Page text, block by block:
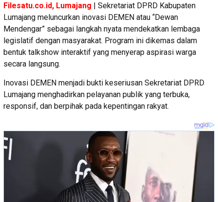
Filesatu.co.id, Lumajang | Sekretariat DPRD Kabupaten
Lumajang meluncurkan inovasi DEMEN atau “Dewan
Mendengar” sebagai langkah nyata mendekatkan lembaga
legislatif dengan masyarakat. Program ini dikemas dalam
bentuk talkshow interaktif yang menyerap aspirasi warga
secara langsung.
Inovasi DEMEN menjadi bukti keseriusan Sekretariat DPRD
Lumajang menghadirkan pelayanan publik yang terbuka,
responsif, dan berpihak pada kepentingan rakyat.